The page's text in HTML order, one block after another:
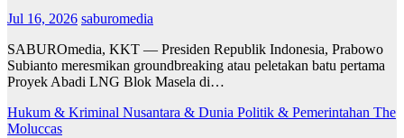
Jul 16, 2026 saburomedia
SABUROmedia, KKT — Presiden Republik Indonesia, Prabowo
Subianto meresmikan groundbreaking atau peletakan batu pertama
Proyek Abadi LNG Blok Masela di…
Hukum & Kriminal Nusantara & Dunia Politik & Pemerintahan The
Moluccas